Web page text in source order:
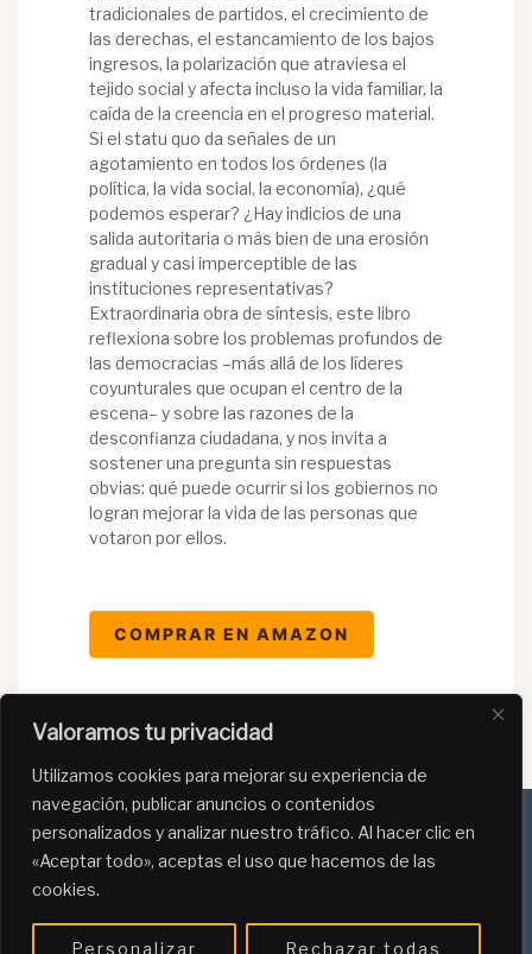
Valoramos tu privacidad
Utilizamos cookies para mejorar su experiencia de
navegación, publicar anuncios o contenidos
personalizados y analizar nuestro tráfico. Al hacer clic en
«Aceptar todo», aceptas el uso que hacemos de las
cookies.
Personalizar Rechazar todas
tradicionales de partidos, el crecimiento de
las derechas, el estancamiento de los bajos
ingresos, la polarización que atraviesa el
tejido social y afecta incluso la vida familiar, la
caída de la creencia en el progreso material.
Si el statu quo da señales de un
agotamiento en todos los órdenes (la
política, la vida social, la economía), ¿qué
podemos esperar? ¿Hay indicios de una
salida autoritaria o más bien de una erosión
gradual y casi imperceptible de las
instituciones representativas?
Extraordinaria obra de síntesis, este libro
reflexiona sobre los problemas profundos de
las democracias –más allá de los líderes
coyunturales que ocupan el centro de la
escena– y sobre las razones de la
desconfianza ciudadana, y nos invita a
sostener una pregunta sin respuestas
obvias: qué puede ocurrir si los gobiernos no
logran mejorar la vida de las personas que
votaron por ellos.
COMPRAR EN AMAZON
Política de Privacidad